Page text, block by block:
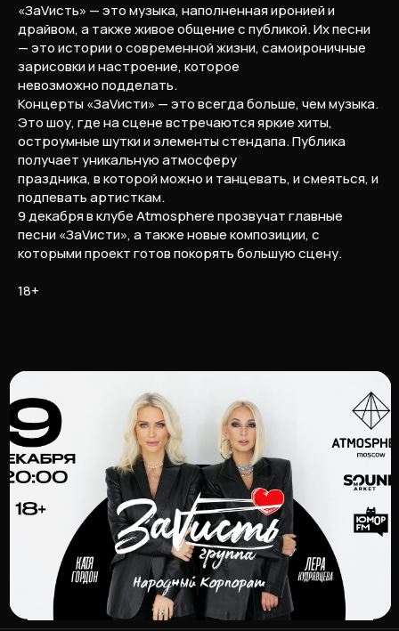
«ЗаVисть» — это музыка, наполненная иронией и
драйвом, а также живое общение с публикой. Их песни
— это истории о современной жизни, самоироничные
зарисовки и настроение, которое
невозможно подделать.
Концерты «ЗаVисти» — это всегда больше, чем музыка.
Это шоу, где на сцене встречаются яркие хиты,
остроумные шутки и элементы стендапа. Публика
получает уникальную атмосферу
праздника, в которой можно и танцевать, и смеяться, и
подпевать артисткам.
9 декабря в клубе Atmosphere прозвучат главные
песни «ЗаVисти», а также новые композиции, с
которыми проект готов покорять большую сцену.
18+